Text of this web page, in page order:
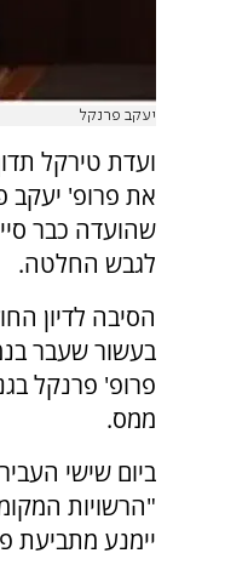
יעקב פרנקל
ועדת טירקל
את פרופ' יעקב
שהועדה כבר
לגבש החלטה.
הסיבה לדיון
בעשור שעבר
פרופ' פרנקל
ממס.
ביום שישי
"הרשויות
יימנע מתביעת